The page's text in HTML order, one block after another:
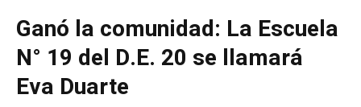
Ganó la comunidad: La Escuela
N° 19 del D.E. 20 se llamará
Eva Duarte